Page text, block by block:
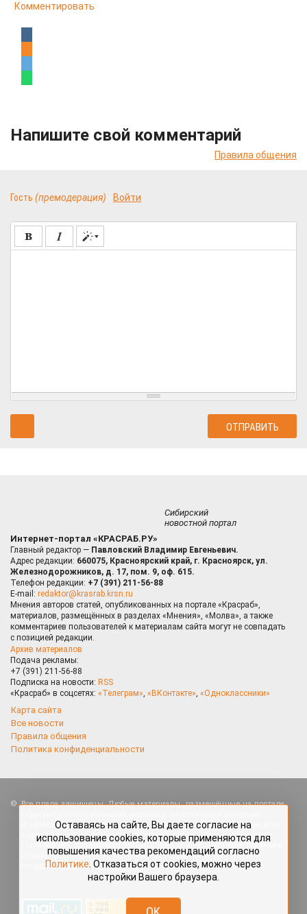
Комментировать
Напишите свой комментарий
Правила общения
Гость (премодерация) Войти
Сибирский
новостной портал
Интернет-портал «КРАСРАБ.РУ»
Главный редактор — Павловский Владимир Евгеньевич.
Адрес редакции: 660075, Красноярский край, г. Красноярск, ул.
Железнодорожников, д. 17, пом. 9, оф. 615.
Телефон редакции: +7 (391) 211-56-88
E-mail: redaktor@krasrab.krsn.ru
Мнения авторов статей, опубликованных на портале «Красраб»,
материалов, размещённых в разделах «Мнения», «Молва», а также
комментариев пользователей к материалам сайта могут не совпадать
с позицией редакции.
Архив материалов
Подача рекламы:
+7 (391) 211-56-88
Подписка на новости: RSS
«Красраб» в соцсетях: «Телеграм», «ВКонтакте», «Одноклассники»
Карта сайта
Все новости
Правила общения
Политика конфиденциальности
Все права защищены. Любые материалы, размещённые на портале
и читателями, являются объектами авторского права. Полное или
частичное использование материалов, размещённых на портале
«Красраб.ру», допускается только с письменного согласия редакции
с указанием ссылки на источник. Все вопросы можно задать
по адресуredaktor@krasrab.krsn.ru.
использование cookies, которые применяются для
повышения качества рекомендаций согласно
. Отказаться от cookies, можно через
настройки Вашего браузера.
OK